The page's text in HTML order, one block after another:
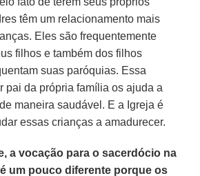
têm um relacionamento mais
Eles são frequentemente
filhos e também dos filhos
suas paróquias. Essa
pai da própria família os ajuda a
maneira saudável. E a Igreja é
essas crianças a amadurecer.
a vocação para o sacerdócio na
um pouco diferente porque os